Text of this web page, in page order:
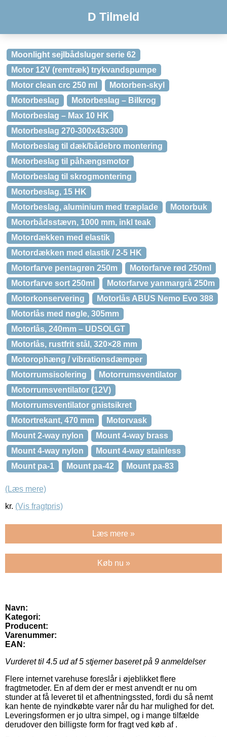
D Tilmeld
Moonlight sejlbådsluger serie 62
Motor 12V (remtræk) trykvandspumpe
Motor clean crc 250 ml
Motorben-skyl
Motorbeslag
Motorbeslag – Bilkrog
Motorbeslag – Max 10 HK
Motorbeslag 270-300x43x300
Motorbeslag til dæk/bådebro montering
Motorbeslag til påhængsmotor
Motorbeslag til skrogmontering
Motorbeslag, 15 HK
Motorbeslag, aluminium med træplade
Motorbuk
Motorbådsstævn, 1000 mm, inkl teak
Motordækken med elastik
Motordækken med elastik / 2-5 HK
Motorfarve pentagrøn 250m
Motorfarve rød 250ml
Motorfarve sort 250ml
Motorfarve yanmargrå 250m
Motorkonservering
Motorlås ABUS Nemo Evo 388
Motorlås med nøgle, 305mm
Motorlås, 240mm – UDSOLGT
Motorlås, rustfrit stål, 320×28 mm
Motorophæng / vibrationsdæmper
Motorrumsisolering
Motorrumsventilator
Motorrumsventilator (12V)
Motorrumsventilator gnistsikret
Motortrekant, 470 mm
Motorvask
Mount 2-way nylon
Mount 4-way brass
Mount 4-way nylon
Mount 4-way stainless
Mount pa-1
Mount pa-42 Mount pa-83
(Læs mere)
kr. (Vis fragtpris)
Læs mere »
Køb nu »
Navn:
Kategori:
Producent:
Varenummer:
EAN:
Vurderet til 4.5 ud af 5 stjerner baseret på 9 anmeldelser
Flere internet varehuse foreslår i øjeblikket flere
fragtmetoder. En af dem der er mest anvendt er nu om
stunder at få leveret til et afhentningssted, fordi du så nemt
kan hente de nyindkøbte varer når du har mulighed for det.
Leveringsformen er jo ultra simpel, og i mange tilfælde
derudover den billigste form for fragt ved køb af .